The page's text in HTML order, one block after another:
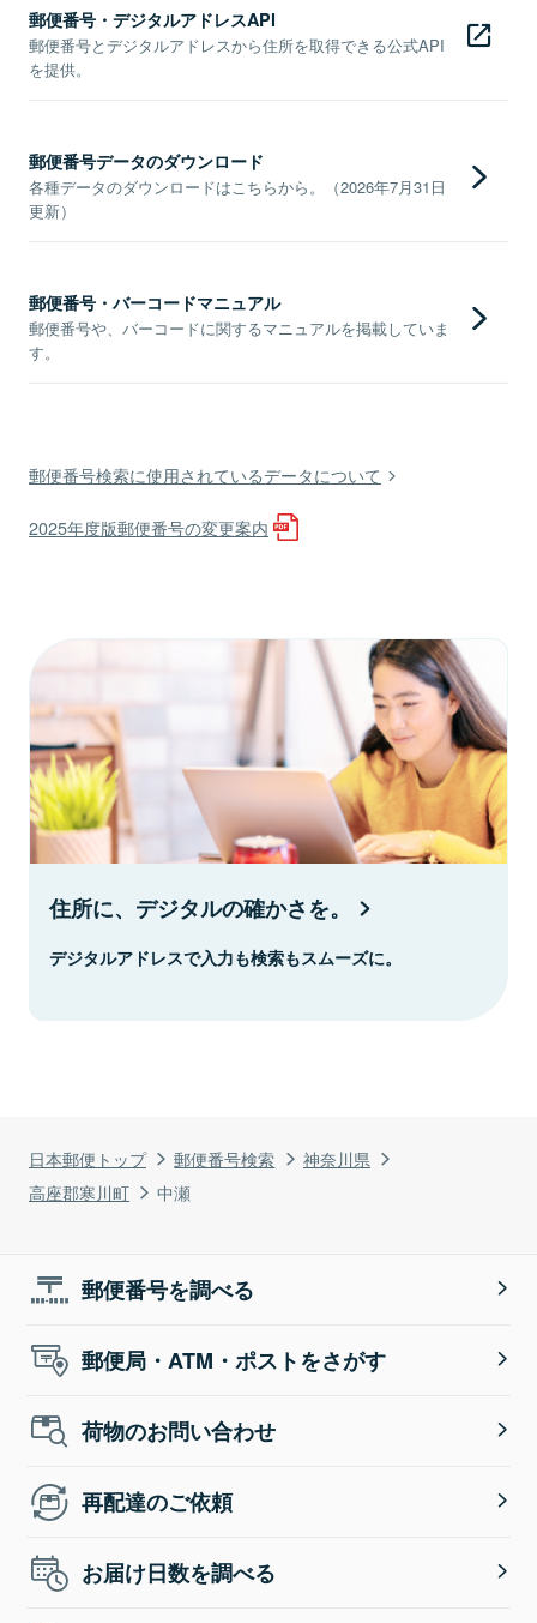
日本郵便トップ 郵便番号検索
神奈川県
高座郡寒川町
中瀬
郵便番号・デジタルアドレスAPI
郵便番号とデジタルアドレスから住所を取得できる公式API
を提供。
郵便番号データのダウンロード
各種データのダウンロードはこちらから。（2026年7月31日
更新）
郵便番号・バーコードマニュアル
郵便番号や、バーコードに関するマニュアルを掲載していま
す。
郵便番号検索に使用されているデータについて
2025年度版郵便番号の変更案内
住所に、デジタルの確かさを。
デジタルアドレスで入力も検索もスムーズに。
郵便番号を調べる
郵便局・ATM・ポストをさがす
荷物のお問い合わせ
再配達のご依頼
お届け日数を調べる